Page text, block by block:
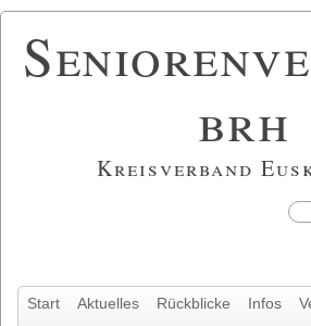
brh
Kreisverband
Navigation
Start Aktuelles Rückblicke Infos